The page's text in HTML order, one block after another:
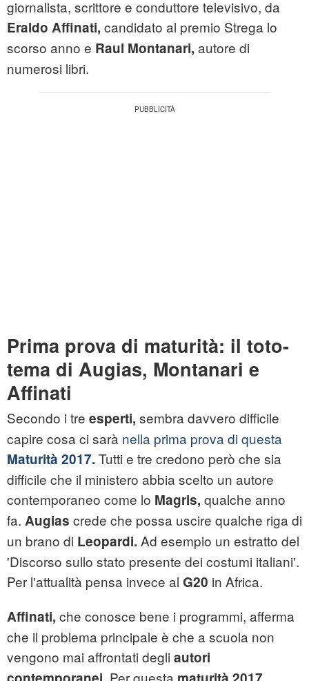
giornalista, scrittore e conduttore televisivo, da
Eraldo Affinati, candidato al premio Strega lo
scorso anno e Raul Montanari, autore di
numerosi libri.
Prima prova di maturità: il toto-
tema di Augias, Montanari e
Affinati
Secondo i tre esperti, sembra davvero difficile
capire cosa ci sarà nella prima prova di questa
Maturità 2017. Tutti e tre credono però che sia
difficile che il ministero abbia scelto un autore
contemporaneo come lo Magris, qualche anno
fa. Augias crede che possa uscire qualche riga di
un brano di Leopardi. Ad esempio un estratto del
'Discorso sullo stato presente dei costumi italiani'.
Per l'attualità pensa invece al G20 in Africa.
Affinati, che conosce bene i programmi, afferma
che il problema principale è che a scuola non
vengono mai affrontati degli autori